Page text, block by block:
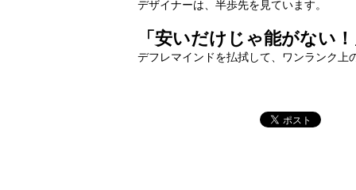
デザイナーは、半歩先を見ています。
「安いだけじゃ能がない
デフレマインドを払拭して、ワンランク上